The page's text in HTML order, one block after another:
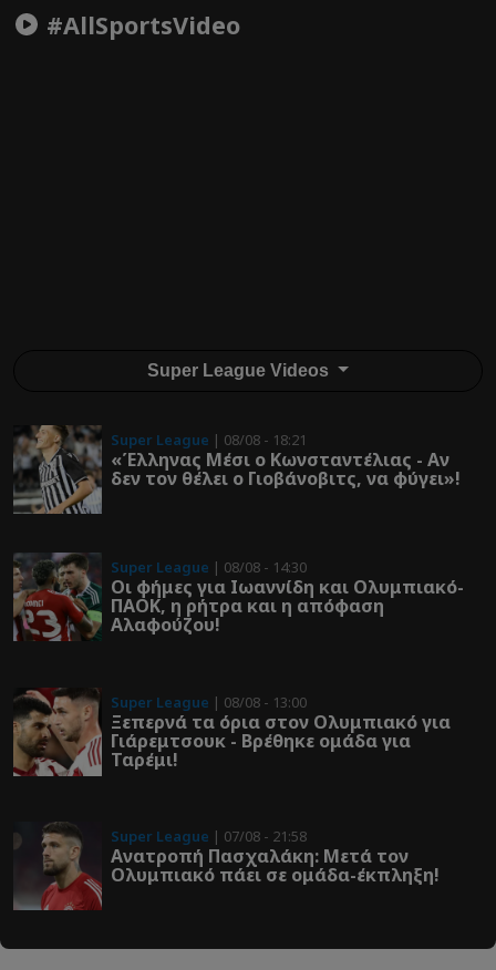
#AllSportsVideo
Super League Videos
Super League | 08/08 - 18:21
«Έλληνας Μέσι ο Κωνσταντέλιας - Αν
δεν τον θέλει ο Γιοβάνοβιτς, να φύγει»!
Super League | 08/08 - 14:30
Οι φήμες για Ιωαννίδη και Ολυμπιακό-
ΠΑΟΚ, η ρήτρα και η απόφαση
Αλαφούζου!
Super League | 08/08 - 13:00
Ξεπερνά τα όρια στον Ολυμπιακό για
Γιάρεμτσουκ - Βρέθηκε ομάδα για
Ταρέμι!
Super League | 07/08 - 21:58
Ανατροπή Πασχαλάκη: Μετά τον
Ολυμπιακό πάει σε ομάδα-έκπληξη!